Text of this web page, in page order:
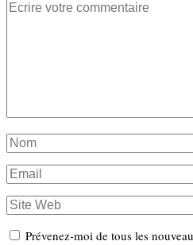
Prévenez-moi de tous les